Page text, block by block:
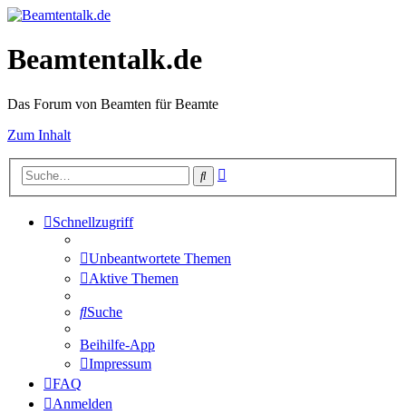
Beamtentalk.de
Das Forum von Beamten für Beamte
Zum Inhalt
Suche
Schnellzugriff
Unbeantwortete Themen
Aktive Themen
Suche
Beihilfe-App
Impressum
FAQ
Anmelden